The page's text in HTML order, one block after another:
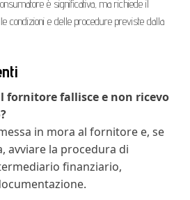
è significativa, ma richiede il
condizioni e delle procedure previste dalla
fornitore fallisce e non ricevo
in mora al fornitore e, se
avviare la procedura di
finanziario,